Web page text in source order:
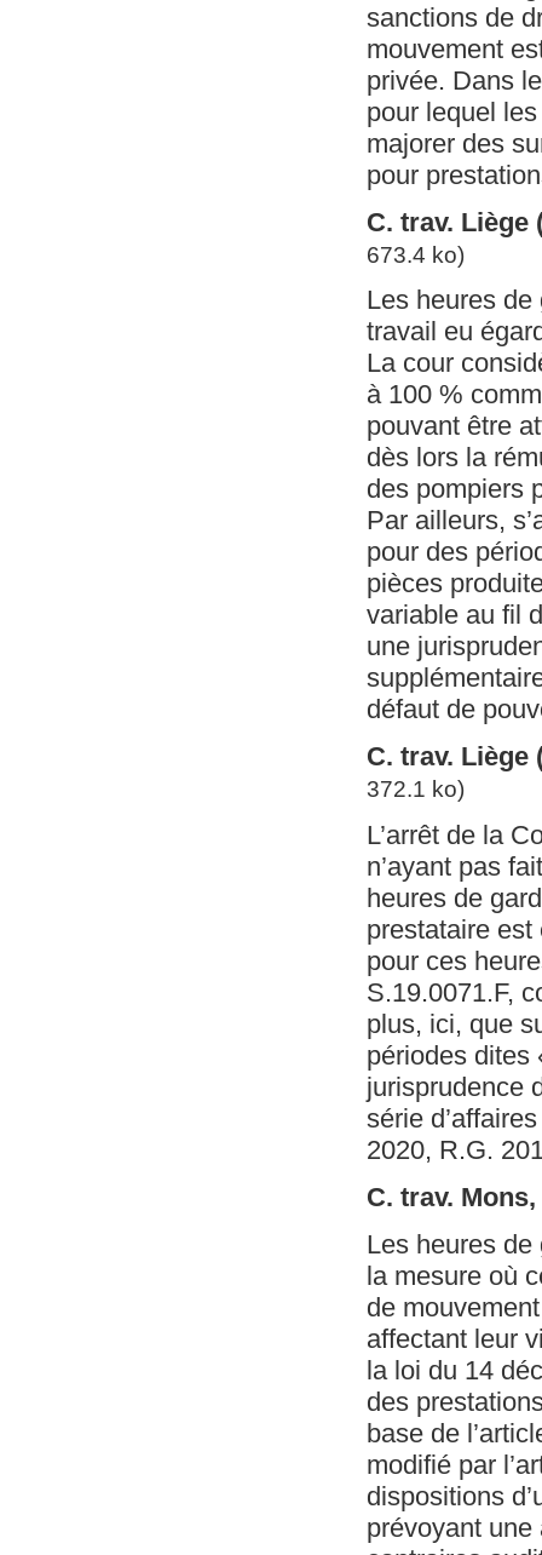
sanctions de
mouvement
privée. Dans
pour lequel
majorer des
pour
C. trav. Liège
673.4 ko)
Les heures
travail eu
La cour
à 100 %
pouvant être
dès lors la
des pompiers
Par ailleurs,
pour des
pièces
variable au fil
une
défaut de
C. trav. Liège
372.1 ko)
L’arrêt de la
n’ayant pas
heures de
prestataire est
pour ces
S.19.0071.F,
plus, ici, que
périodes dites
jurisprudence
série
2020, R.G.
C. trav.
Les heures
la mesure où
de
affectant leur
la loi du 14
des
base de
modifié par
dispositions
prévoyant